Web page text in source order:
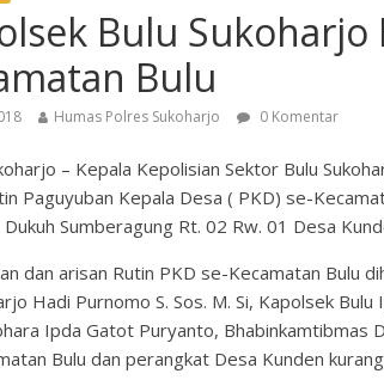
Bulu
Bulu
Humas Polres Sukoharjo 0 Komentar
– Kepala Kepolisian Sektor Bulu
Paguyuban Kepala Desa ( PKD) se-
Dukuh Sumberagung Rt. 02 Rw. 01 Desa
dan arisan Rutin PKD se-Kecamatan Bulu
Hadi Purnomo S. Sos. M. Si, Kapolsek
Ipda Gatot Puryanto, Bhabinkamtibmas
Bulu dan perangkat Desa Kunden